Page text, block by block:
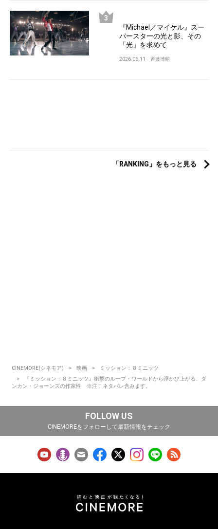
『Michael／マイケル』スー
パースターの光と影、その
「光」を求めて
2026.06.11 斉藤博昭
「RANKING」をもっと見る
CINEMORE(シネモア) 映画
ミッション：８ミニッツ
『ミッション：８ミニッツ』衝撃のループ・ワールドから浮かび上がる、ダ
ンカン・ジョーンズの作家性 ※注！ネタバレ含みます。
FOLLOW US
CINEMOREをフォローして最新情報をチェック